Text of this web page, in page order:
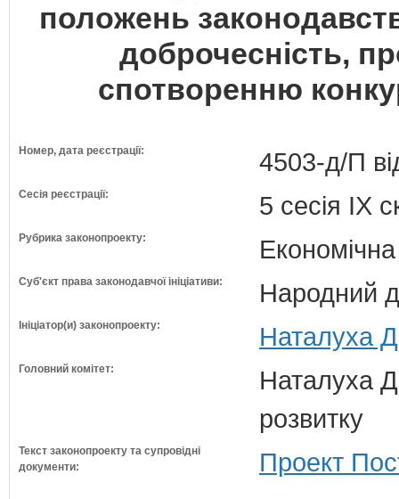
положень
доброчесність,
спотворенню
Номер, дата реєстрації: 4503-д/П
Сесія реєстрації: 5 сесія IX
Рубрика законопроекту:
Суб'єкт права законодавчої ініціативи: Народний
Ініціатор(и) законопроекту: Наталуха
Головний комітет:
Наталуха
розвитку
Текст законопроекту та супровідні
документи:
Проект